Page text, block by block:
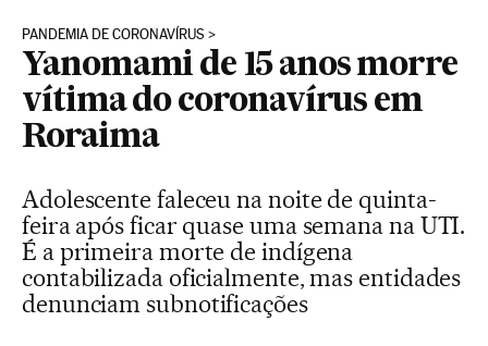
PANDEMIA DE CORONAVÍRUS
Yanomami de 15 anos morre
vítima do coronavírus em
Roraima
Adolescente faleceu na noite de quinta-
feira após ficar quase uma semana na UTI.
É a primeira morte de indígena
contabilizada oficialmente, mas entidades
denunciam subnotificações